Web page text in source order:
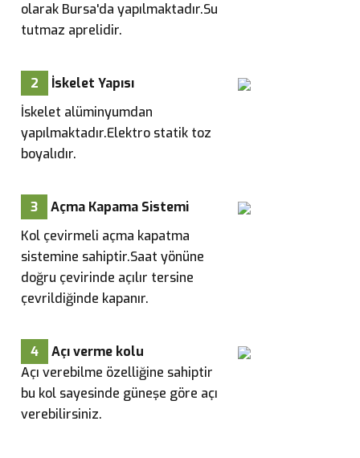
olarak Bursa'da yapılmaktadır.Su
tutmaz aprelidir.
2
İskelet Yapısı
İskelet alüminyumdan
yapılmaktadır.Elektro statik toz
boyalıdır.
3
Açma Kapama Sistemi
Kol çevirmeli açma kapatma
sistemine sahiptir.Saat yönüne
doğru çevirinde açılır tersine
çevrildiğinde kapanır.
4
Açı verme kolu
Açı verebilme özelliğine sahiptir
bu kol sayesinde güneşe göre açı
verebilirsiniz.